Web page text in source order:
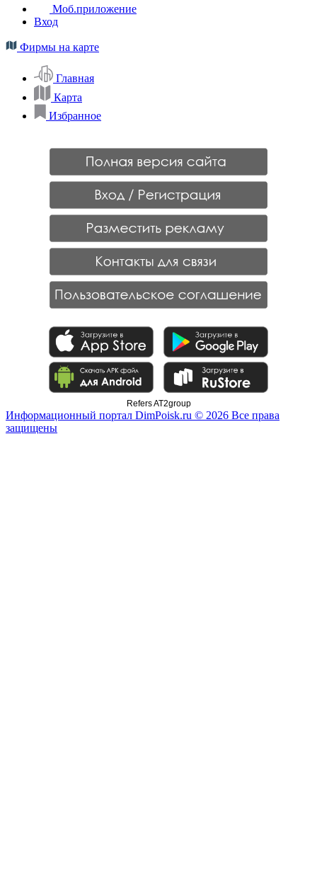
Моб.приложение
Вход
Фирмы на карте
Главная
Карта
Избранное
Refers AT2group
Информационный портал DimPoisk.ru © 2026 Все права
защищены